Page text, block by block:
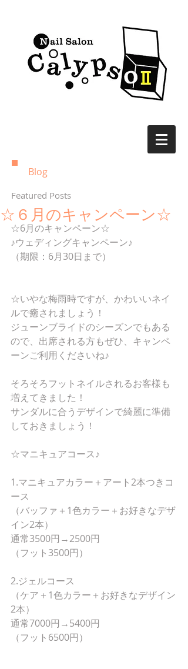
Blog
Featured Posts
☆６月のキャンペーン☆
☆6月のキャンペーン☆
♪ウェディングキャンペーン♪
（期限：6月30日まで）
☆いやな梅雨時ですが、かわいいネイ
ルで癒されましょう！
ジューンブライドのシーズンでもある
ので、出席される方もぜひ、キャンペ
ーンご利用くださいね♪
そろそろフットネイルされるお客様も
増えてきました！
サンダルに合うデザインで綺麗に準備
しておきましょう！
☆マニキュアコース♪
1.マニキュアカラー＋アート2本つきコ
ース
（バッファ＋1色カラー＋お好きなデザ
イン2本）
通常3500円→2500円
（フット3500円）
2.ジェルコース
（ケア＋1色カラー＋お好きなデザイン
2本）
通常7000円→5400円
（フット6500円）